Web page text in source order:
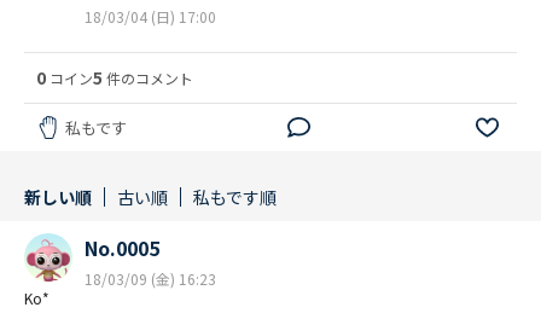
18/03/04 (日) 17:00
0 コイン5 件のコメント
私もです
新しい順 古い順 私もです順
Ko*
No.0005
18/03/09 (金) 16:23